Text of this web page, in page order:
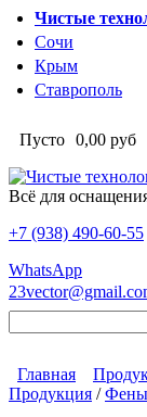
Перейти к
Чистые
Сочи
Крым
Ставрополь
Пусто 0,00 руб
Всё для
Чистые
+7 (938) 490-60-55
WhatsApp
Главное
Главная
Продукция / Фены